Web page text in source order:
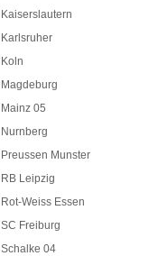
Kaiserslautern
Karlsruher
Koln
Magdeburg
Mainz 05
Nurnberg
Preussen Munster
RB Leipzig
Rot-Weiss Essen
SC Freiburg
Schalke 04